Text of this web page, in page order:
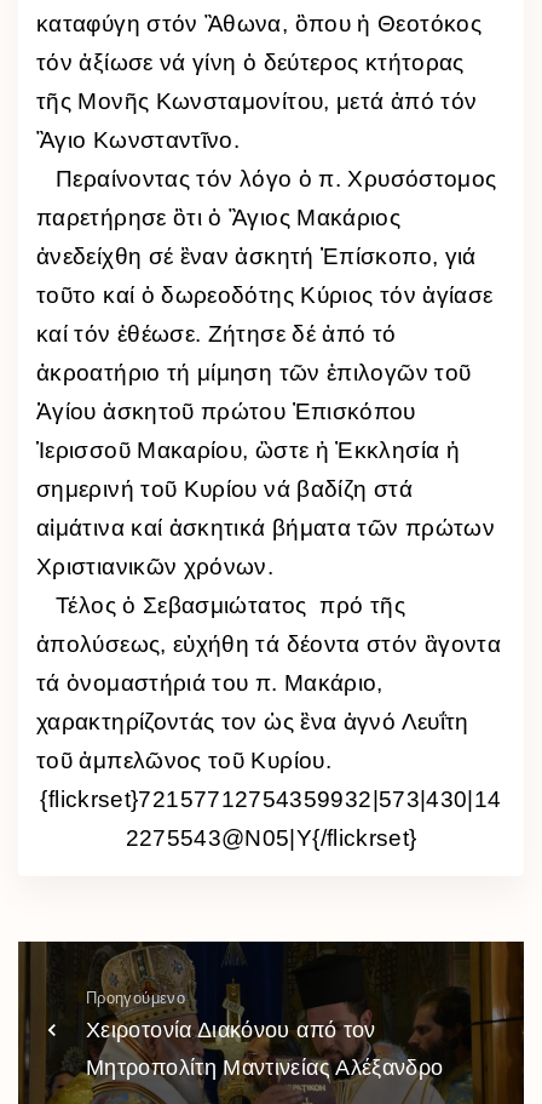
καταφύγη στόν Ἂθωνα, ὃπου ἡ Θεοτόκος
τόν ἀξίωσε νά γίνη ὁ δεύτερος κτήτορας
τῆς Μονῆς Κωνσταμονίτου, μετά ἀπό τόν
Ἃγιο Κωνσταντῖνο.
Περαίνοντας τόν λόγο ὁ π. Χρυσόστομος
παρετήρησε ὃτι ὁ Ἃγιος Μακάριος
ἀνεδείχθη σέ ἓναν ἀσκητή Ἐπίσκοπο, γιά
τοῦτο καί ὁ δωρεοδότης Κύριος τόν ἁγίασε
καί τόν ἐθέωσε. Ζήτησε δέ ἀπό τό
ἀκροατήριο τή μίμηση τῶν ἐπιλογῶν τοῦ
Ἁγίου ἀσκητοῦ πρώτου Ἐπισκόπου
Ἱερισσοῦ Μακαρίου, ὣστε ἡ Ἐκκλησία ἡ
σημερινή τοῦ Κυρίου νά βαδίζη στά
αἱμάτινα καί ἀσκητικά βήματα τῶν πρώτων
Χριστιανικῶν χρόνων.
Τέλος ὁ Σεβασμιώτατος πρό τῆς
ἀπολύσεως, εὐχήθη τά δέοντα στόν ἂγοντα
τά ὀνομαστήριά του π. Μακάριο,
χαρακτηρίζοντάς τον ὡς ἓνα ἁγνό Λευΐτη
τοῦ ἀμπελῶνος τοῦ Κυρίου.
{flickrset}72157712754359932|573|430|14
2275543@N05|Y{/flickrset}
Προηγούμενο
Χειροτονία Διακόνου από τον
Μητροπολίτη Μαντινείας Αλέξανδρο